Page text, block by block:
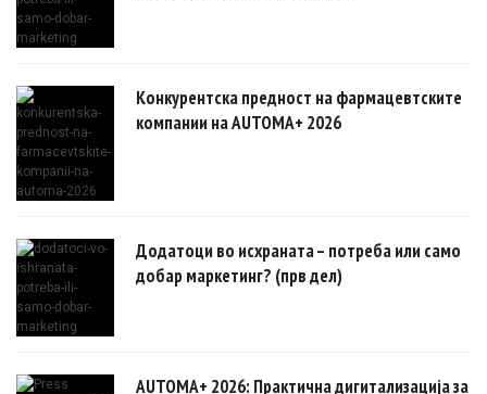
Конкурентска предност на фармацевтските
компании на AUTOMA+ 2026
Додатоци во исхраната – потреба или само
добар маркетинг? (прв дел)
AUTOMA+ 2026: Практична дигитализација за